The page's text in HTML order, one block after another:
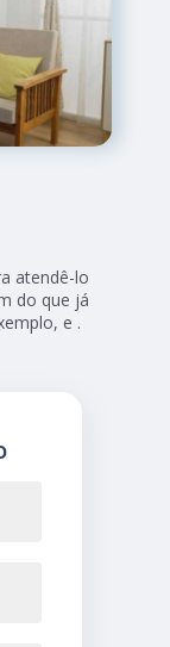
atendê-lo
do que já
e .